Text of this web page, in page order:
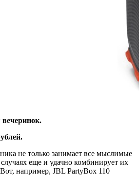
не только занимает все мыслимые
еще и удачно комбинирует их
например, JBL PartyBox 110